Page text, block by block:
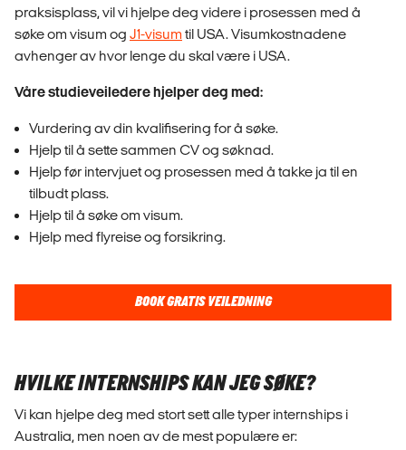
praksisplass, vil vi hjelpe deg videre i prosessen med å
søke om visum og J1-visum til USA. Visumkostnadene
avhenger av hvor lenge du skal være i USA.
Våre studieveiledere hjelper deg med:
Vurdering av din kvalifisering for å søke.
Hjelp til å sette sammen CV og søknad.
Hjelp før intervjuet og prosessen med å takke ja til en
tilbudt plass.
Hjelp til å søke om visum.
Hjelp med flyreise og forsikring.
BOOK GRATIS VEILEDNING
HVILKE INTERNSHIPS KAN JEG SØKE?
Vi kan hjelpe deg med stort sett alle typer internships i
Australia, men noen av de mest populære er: